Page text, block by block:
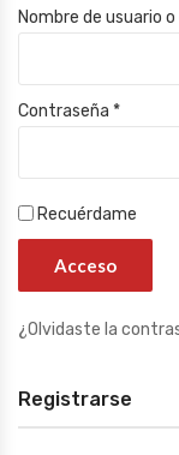
Nombre de usuario
Contraseña *
Recuérdame
Acceso
¿Olvidaste la
Registrarse